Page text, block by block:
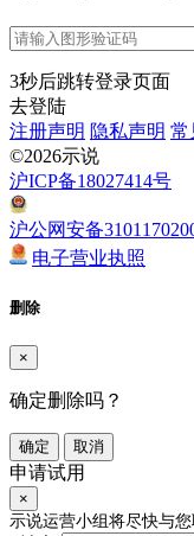
3秒后跳转登录页面
去登陆
注册声明 隐私声明 常
©2026示说
沪ICP备18027414号
沪公网安备
电子营业执照
删除
×
确定删除吗？
确定 取消
申请试用
×
示说运营小组将尽快与